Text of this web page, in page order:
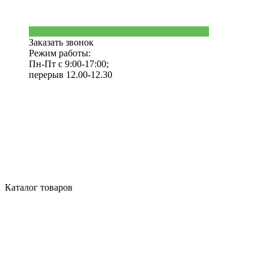
Заказать звонок
Режим работы:
Пн-Пт с 9:00-17:00;
перерыв 12.00-12.30
Каталог товаров